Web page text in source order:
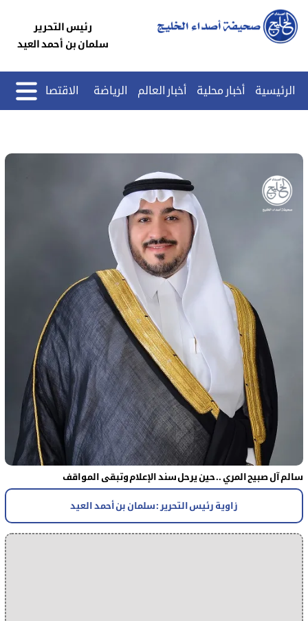
رئيس التحرير
سلمان بن أحمد العيد
الرئيسية أخبار محلية أخبار العالم الرياضة الاقتصاد
سالم آل صبيح المري .. حين يرحل سند الإعلام وتبقى المواقف
زاوية رئيس التحرير : سلمان بن أحمد العيد